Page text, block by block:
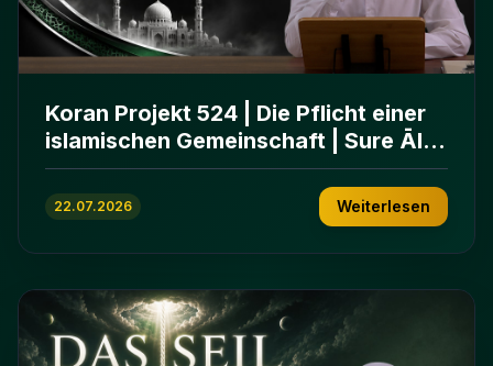
Koran Projekt 524 | Die Pflicht einer
islamischen Gemeinschaft | Sure Āl
ʿImrān 103-112
22.07.2026 Weiterlesen